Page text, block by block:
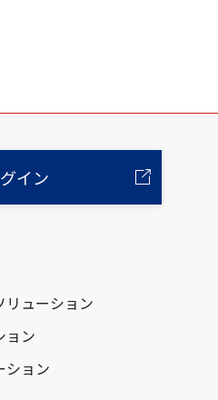
イン
リューション
ョン
ション